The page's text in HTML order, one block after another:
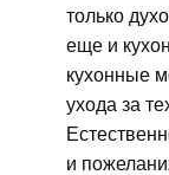
только
еще и
кухонные
ухода за
и